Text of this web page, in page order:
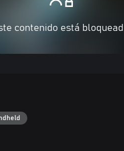
contenido está